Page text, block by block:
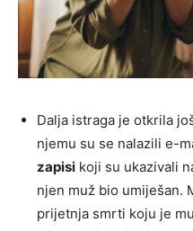
Dalja istraga je otkrila
njemu su se nalazili e-
zapisi koji su ukazivali
njen muž bio umiješan.
prijetnja smrti koju je